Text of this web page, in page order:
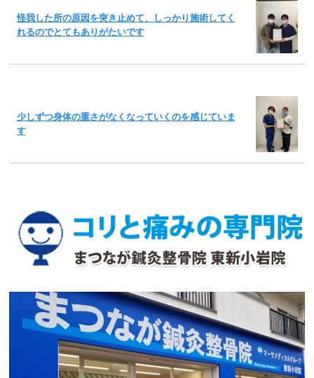
怪我した所の原因を突き止めて、しっかり施術してく
れるのでとてもありがたいです
少しずつ身体の重さがなくなっていくのを感じていま
す